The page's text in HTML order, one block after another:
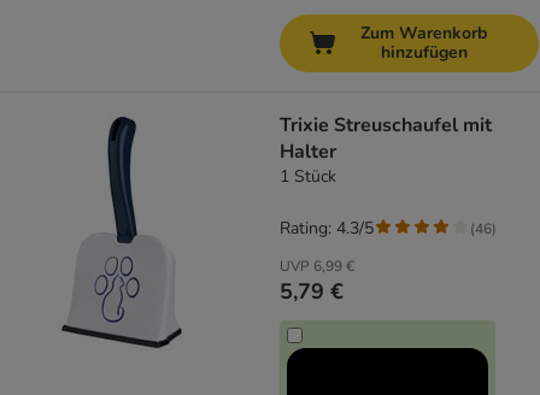
Zum Warenkorb
hinzufügen
Trixie Streuschaufel mit
Halter
1 Stück
UVP 6,99 €
5,79 €
Rating: 4.3/5 (46)